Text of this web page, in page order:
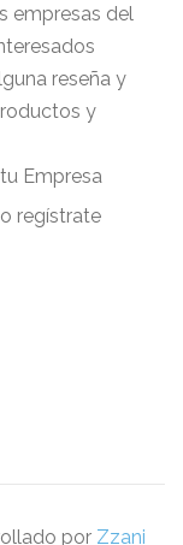
empresas del
reseña y
y
Empresa
regístrate
por Zzani